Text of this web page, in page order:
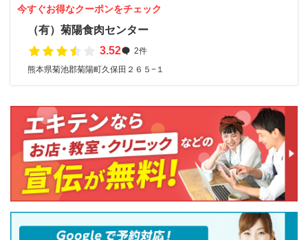
今すぐお得なクーポンをチェック
（有）菊陽食肉センター
3.52
2件
熊本県菊池郡菊陽町久保田２６５−１